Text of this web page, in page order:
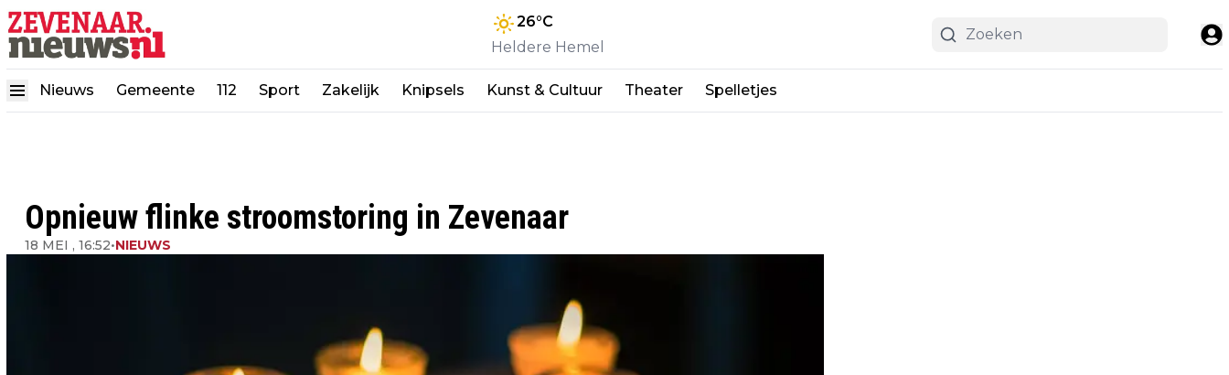
26°C
Heldere Hemel
Nieuws Gemeente 112 Sport Zakelijk Knipsels Kunst & Cultuur Theater Spelletjes
Opnieuw flinke stroomstoring in Zevenaar
18 MEI , 16:52•NIEUWS